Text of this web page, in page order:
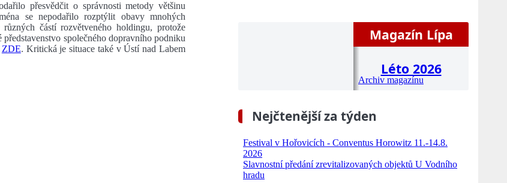
přesvědčit o správnosti metody většinu
se nepodařilo rozptýlit obavy mnohých
částí rozvětveného holdingu, protože
společného dopravního podniku
ZDE. Kritická je situace také v Ústí nad Labem
Magazín Lípa
Léto 2026
Archiv magazínu
Nejčtenější za týden
Festival v Hořovicích - Conventus Horowitz 11.-14.8.
2026
Slavnostní předání zrevitalizovaných objektů U Vodního
hradu